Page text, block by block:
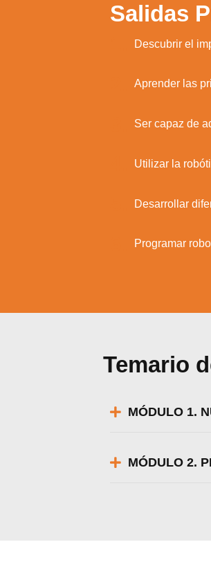
Salidas
Descubrir el
Aprender las
Ser capaz de
Utilizar la
Desarrollar
Programar
Temario
MÓDULO 1.
MÓDULO 2.